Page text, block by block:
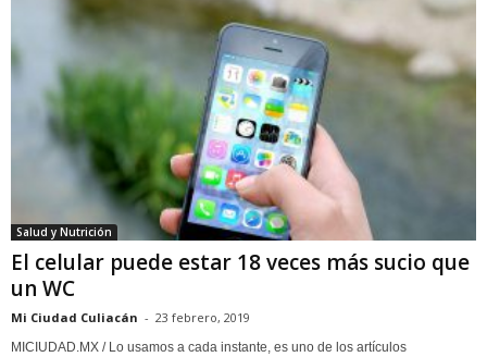
Salud y Nutrición
El celular puede estar 18 veces más sucio que
un WC
Mi Ciudad Culiacán - 23 febrero, 2019
MICIUDAD.MX / Lo usamos a cada instante, es uno de los artículos